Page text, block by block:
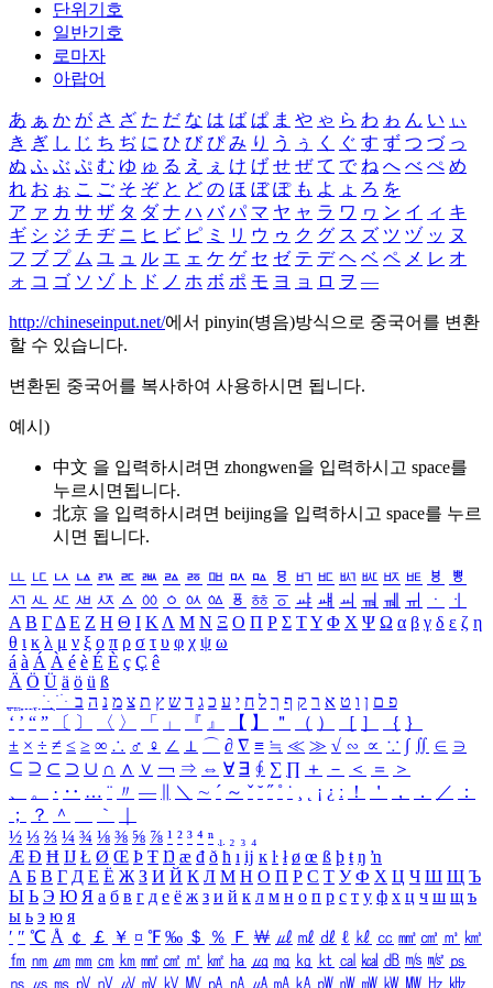
단위기호
일반기호
로마자
아랍어
あ ぁ か が さ ざ た だ な は ば ぱ ま や ゃ ら わ ゎ ん い ぃ
き ぎ し じ ち ぢ に ひ び ぴ み り う ぅ く ぐ す ず つ づ っ
ぬ ふ ぶ ぷ む ゆ ゅ る え ぇ け げ せ ぜ て で ね へ べ ぺ め
れ お ぉ こ ご そ ぞ と ど の ほ ぼ ぽ も よ ょ ろ を
ア ァ カ サ ザ タ ダ ナ ハ バ パ マ ヤ ャ ラ ワ ヮ ン イ ィ キ
ギ シ ジ チ ヂ ニ ヒ ビ ピ ミ リ ウ ゥ ク グ ス ズ ツ ヅ ッ ヌ
フ ブ プ ム ユ ュ ル エ ェ ケ ゲ セ ゼ テ デ ヘ ベ ペ メ レ オ
ォ コ ゴ ソ ゾ ト ド ノ ホ ボ ポ モ ヨ ョ ロ ヲ ―
http://chineseinput.net/에서 pinyin(병음)방식으로 중국어를 변환
할 수 있습니다.
변환된 중국어를 복사하여 사용하시면 됩니다.
예시)
中文 을 입력하시려면 zhongwen을 입력하시고 space를
누르시면됩니다.
北京 을 입력하시려면 beijing을 입력하시고 space를 누르
시면 됩니다.
ㅥ ㅦ ㅧ ㅨ ㅩ ㅪ ㅫ ㅬ ㅭ ㅮ ㅯ ㅰ ㅱ ㅲ ㅳ ㅴ ㅵ ㅶ ㅷ ㅸ
ㅹ
ㅺ ㅻ ㅼ ㅽ ㅾ ㅿ ㆀ ㆁ ㆂ ㆃ ㆄ ㆅ ㆆ ㆇ ㆈ ㆉ ㆊ ㆋ ㆌ ㆍ
ㆎ
Α Β ΓΔ Ε Ζ Η Θ Ι ΚΛ Μ Ν Ξ Ο Π Ρ Σ ΤΥ Φ Χ Ψ Ω α β γ δ ε ζ η
θ ι κ λ μ ν ξ ο π ρ σ τ υ φ χ ψ ω
á à Á À é è É È ç Ç ê
Ä Ö Ü ä ö ü ß
ִֶֹ ֻּ ׁׂ פ ם ן ו ט א ר ק ף ך ל ח י ע כ ג ד ש ץ ת צ מ נ ה ב
‘ ’ “ ” 〔 〕 〈 〉 「 」 『 』 【 】 ＂ （ ） ［ ］ ｛ ｝
± × ÷ ≠ ≤ ≥ ∞ ∴ ♂ ♀ ∠ ⊥ ⌒ ∂ ∇ ≡ ≒ ≪ ≫ √ ∽ ∝ ∵ ∫ ∬ ∈ ∋
⊆ ⊇ ⊂ ⊃ ∪ ∩ ∧ ∨ ￢ ⇒ ⇔ ∀ ∃ ∮ ∑ ∏ ＋ － ＜ ＝
＞
、
。 · ‥ … ¨ 〃 ― ＼ ∼ ´ ～ ˇ ˘ ˝ ˚ ˙ ¸ ¡ ¿ ː ！ ＇ ， ． ／
：
；
？ ＾ ｀
½ ⅓ ⅔ ¼ ¾ ⅛ ⅜ ⅝ ⅞ ¹ ² ³ ⁴ ⁿ ₁ ₂ ₃ ₄
Æ Ð Ħ Ĳ Ł Ø Œ Þ Ŧ Ŋ æ đ ð ħ ı ĳ ĸ ŀ ł ø œ ß þ ŧ ŋ ŉ
А Б В Г Д Е Ё Ж З И Й К Л М Н О П Р С Т У Ф Х Ц Ч Ш Щ Ъ
Ы Ь Э Ю Я а б в г д е ё ж з и й к л м н о п р с т у ф х ц ч ш щ ъ
ы ь э ю я
′ ″ ℃ Å ￠ ￡ ￥ ¤ ℉ ‰ ＄ ％ Ｆ ￦ ㎕ ㎖ ㎗ ℓ ㎘ ㏄ ㎣ ㎤ ㎥ ㎦
㎙ ㎚ ㎛ ㎜ ㎝ ㎞ ㎟ ㎠ ㎡ ㎢ ㏊ ㎍ ㎎ ㎏ ㏏ ㎈ ㎉ ㏈ ㎧ ㎨ ㎰
㎱ ㎲ ㎳ ㎴ ㎵ ㎶ ㎷ ㎸ ㎹ ㎀ ㎁ ㎂ ㎃ ㎄ ㎺ ㎻ ㎽ ㎾ ㎿ ㎐ ㎑